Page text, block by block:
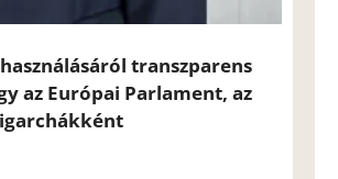
transzparens
az Európai Parlament, az